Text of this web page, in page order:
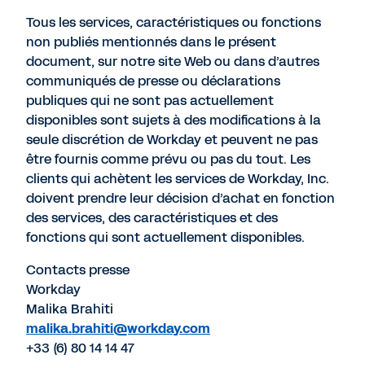
Tous les services, caractéristiques ou fonctions
non publiés mentionnés dans le présent
document, sur notre site Web ou dans d’autres
communiqués de presse ou déclarations
publiques qui ne sont pas actuellement
disponibles sont sujets à des modifications à la
seule discrétion de Workday et peuvent ne pas
être fournis comme prévu ou pas du tout. Les
clients qui achètent les services de Workday, Inc.
doivent prendre leur décision d’achat en fonction
des services, des caractéristiques et des
fonctions qui sont actuellement disponibles.
Contacts presse
Workday
Malika Brahiti
malika.brahiti@workday.com
+33 (6) 80 14 14 47